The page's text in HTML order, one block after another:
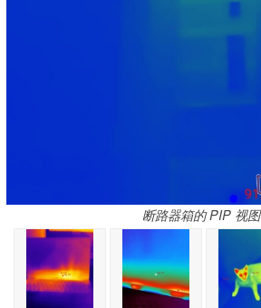
断路器箱的 PIP 视图